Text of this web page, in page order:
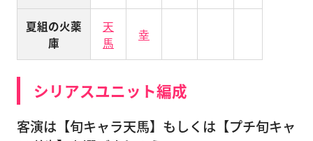
夏組の火薬
庫
天
馬
幸
シリアスユニット編成
客演は【旬キャラ天馬】もしくは【プチ旬キャ